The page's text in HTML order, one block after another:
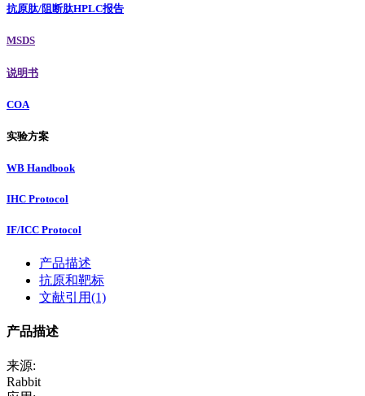
抗原肽/阻断肽HPLC报告
MSDS
说明书
COA
实验方案
WB Handbook
IHC Protocol
IF/ICC Protocol
产品描述
抗原和靶标
文献引用(1)
产品描述
来源:
Rabbit